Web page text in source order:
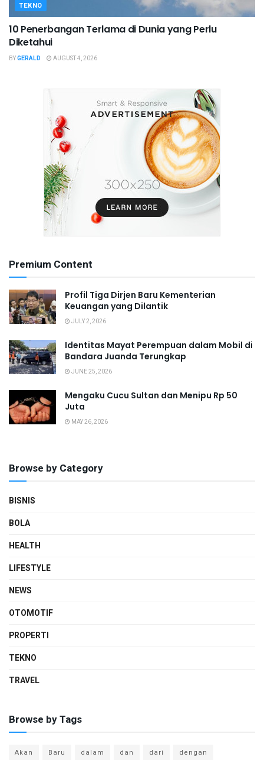
TEKNO
10 Penerbangan Terlama di Dunia yang Perlu
Diketahui
BYGERALD AUGUST 4, 2026
Premium Content
Profil Tiga Dirjen Baru Kementerian
Keuangan yang Dilantik
JULY 2, 2026
Identitas Mayat Perempuan dalam Mobil di
Bandara Juanda Terungkap
JUNE 25, 2026
Mengaku Cucu Sultan dan Menipu Rp 50
Juta
MAY 26, 2026
Browse by Category
BISNIS
BOLA
HEALTH
LIFESTYLE
NEWS
OTOMOTIF
PROPERTI
TEKNO
TRAVEL
Browse by Tags
Akan Baru dalam dan dari
dengan